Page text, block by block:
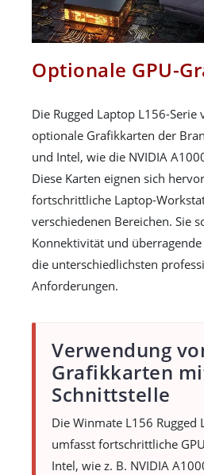
Optionale GPU-
Die Rugged Laptop L156-
optionale Grafikkarten der
und Intel, wie die NVIDIA
Diese Karten eignen sich
fortschrittliche Laptop-
verschiedenen Bereichen. Sie
Konnektivität und
die unterschiedlichsten
Anforderungen.
Verwendung
Grafikkarten
Schnittstelle
Die Winmate L156 Rugged
umfasst fortschrittliche
Intel, wie z. B. NVIDIA